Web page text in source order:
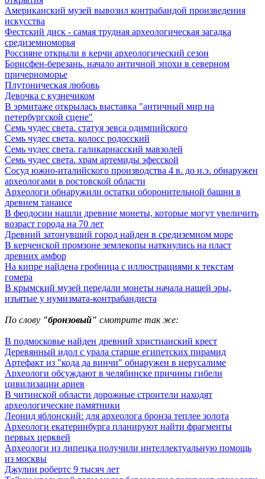
Американский музей вывозил контрабандой произведения
искусства
Фестский диск - самая трудная археологическая загадка
средиземноморья
Россияне открыли в керчи археологический сезон
Борисфен-березань. начало античной эпохи в северном
причерноморье
Плутоническая любовь
Девочка с кузнечиком
В эрмитаже открылась выставка "античный мир на
петербургской сцене"
Семь чудес света. статуя зевса одимпийского
Семь чудес света. колосс родосский
Семь чудес света. галикарнасский мавзолей
Семь чудес света. храм артемиды эфесской
Сосуд южно-италийского производства 4 в. до н.э. обнаружен
археологами в ростовской области
Археологи обнаружили остатки оборонительной башни в
древнем танаисе
В феодосии нашли древние монеты, которые могут увеличить
возраст города на 70 лет
Древний затонувший город найден в средиземном море
В керченской промзоне землекопы наткнулись на пласт
древних амфор
На кипре найдена гробница с иллюстрациями к текстам
гомера
В крымский музей передали монеты начала нашей эры,
изъятые у нумизмата-контрабандиста
По слову "бронзовый" смотрите так же:
В подмосковье найден древний христианский крест
Деревянный идол с урала старше египетских пирамид
Артефакт из "кода да винчи" обнаружен в иерусалиме
Археологи обсуждают в челябинске причины гибели
цивилизации ариев
В читинской области дорожные строители находят
археологические памятники
Леонид яблонский: для археолога бронза теплее золота
Археологи екатеринбурга планируют найти фрагменты
первых церквей
Археологи из липецка получили интеллектуальную помощь
из москвы
Джулии робертс 9 тысяч лет